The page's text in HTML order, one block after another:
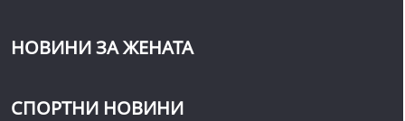
НОВИНИ ЗА ЖЕНАТА
СПОРТНИ НОВИНИ